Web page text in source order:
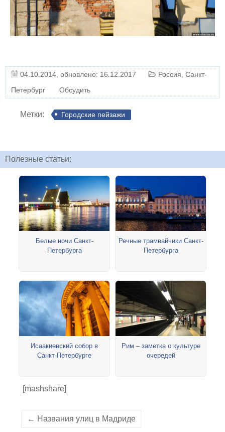
04.10.2014 , обновлено: 16.12.2017 Россия ,Санкт-
Петербург
Обсудить
Метки: Городские пейзажи
Полезные статьи:
Белые ночи Санкт-
Петербурга
Речные трамвайчики Санкт-
Петербурга
Исаакиевский собор в
Санкт-Петербурге
Рим – заметка о культуре
очередей
[mashshare]
← Названия улиц в Мадриде